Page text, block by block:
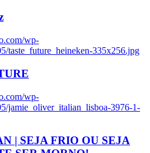
wp-
taste_future_heineken-335x256.jpg
wp-
jamie_oliver_italian_lisboa-3976-1-
| SEJA FRIO OU SEJA